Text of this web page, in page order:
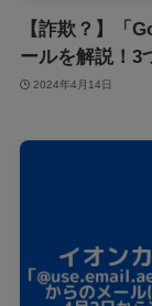
【詐欺？】「
ールを解説！3
2024年4月14日